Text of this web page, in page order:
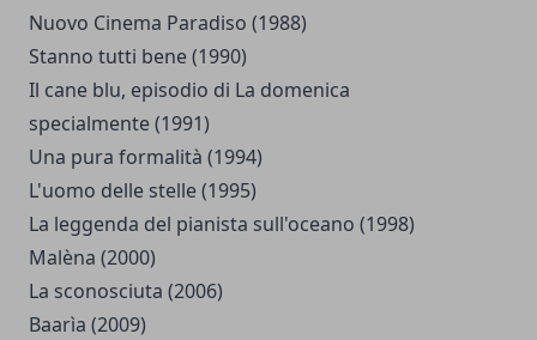
Nuovo Cinema Paradiso (1988)
Stanno tutti bene (1990)
Il cane blu, episodio di La domenica
specialmente (1991)
Una pura formalità (1994)
L'uomo delle stelle (1995)
La leggenda del pianista sull'oceano (1998)
Malèna (2000)
La sconosciuta (2006)
Baarìa (2009)